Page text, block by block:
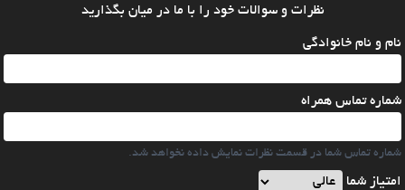
نظرات و سوالات خود را با ما در میان بگذارید
نام و نام خانوادگی
شماره تماس همراه
شماره تماس شما در قسمت نظرات نمایش داده نخواهد شد.
امتیاز شما